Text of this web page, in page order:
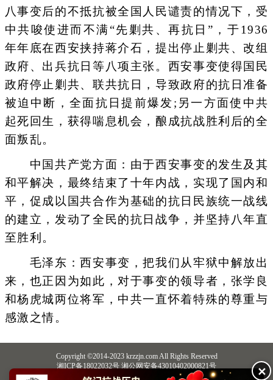
八事变后的不抵抗被全国人民谴责的情况下，受
中共唆使进而不满“先剿共、再抗日”，于1936
年年底在西安挟持蒋介石，提出停止剿共、改组
政府、出兵抗日等八项主张。西安事变使得国民
政府停止剿共、联共抗日，导致政府的抗日准备
被迫中断，全面抗日提前爆发;另一方面使中共
起死回生，获得喘息机会，酿成抗战胜利后的全
面叛乱。
中国共产党方面：由于西安事变的发生及其
和平解决，最终结束了十年内战，实现了国内和
平，促成以国共合作为基础的抗日民族统一战线
的建立，发动了全民的抗日战争，并坚持八年直
至胜利。
毛泽东：西安事变，把我们从牢狱中解放出
来，也正因为如此，对于事变的领导者，张学良
和杨虎城两位将军，中共一直怀着特殊的尊重与
感激之情。
Copyright ©2014-2023 krzzjn.com All Rights Reserved
湘ICP备18022032号 湘公网安备43010402000821号
中央网信办违法和不良信息举报中心
长沙市互联网违法和不良信息举报中心✕